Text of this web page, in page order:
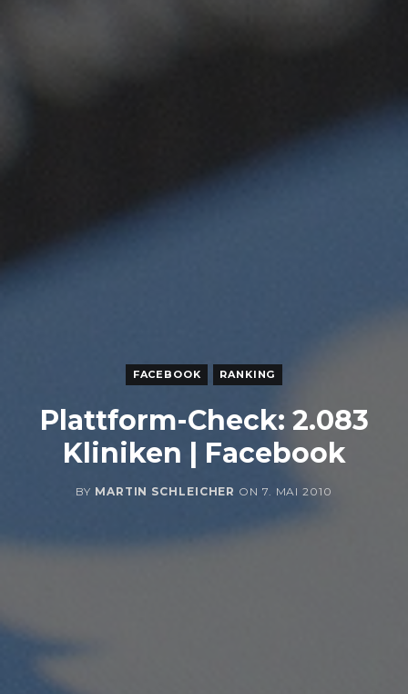
FACEBOOK RANKING
Plattform-Check: 2.083
Kliniken | Facebook
BY MARTIN SCHLEICHER ON 7. MAI 2010